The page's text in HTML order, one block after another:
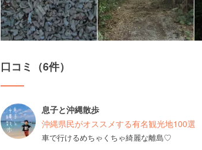
口コミ（6件）
息子と沖縄散歩
沖縄県民がオススメする有名観光地100選
車で行けるめちゃくちゃ綺麗な離島♡